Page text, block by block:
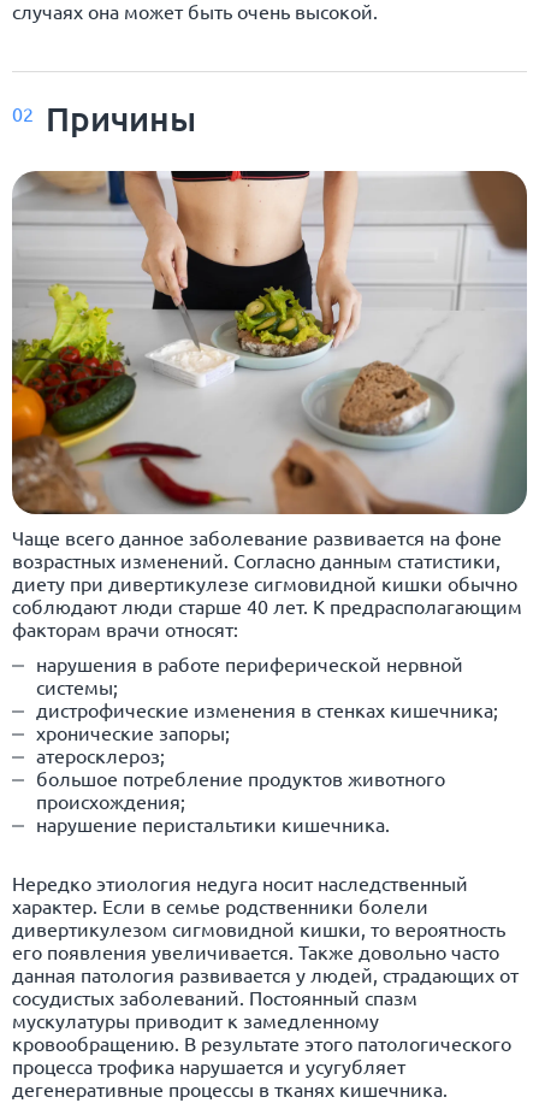
случаях она может быть очень высокой.
02 Причины
Чаще всего данное заболевание развивается на фоне
возрастных изменений. Согласно данным статистики,
диету при дивертикулезе сигмовидной кишки обычно
соблюдают люди старше 40 лет. К предрасполагающим
факторам врачи относят:
нарушения в работе периферической нервной
системы;
дистрофические изменения в стенках кишечника;
хронические запоры;
атеросклероз;
большое потребление продуктов животного
происхождения;
нарушение перистальтики кишечника.
Нередко этиология недуга носит наследственный
характер. Если в семье родственники болели
дивертикулезом сигмовидной кишки, то вероятность
его появления увеличивается. Также довольно часто
данная патология развивается у людей, страдающих от
сосудистых заболеваний. Постоянный спазм
мускулатуры приводит к замедленному
кровообращению. В результате этого патологического
процесса трофика нарушается и усугубляет
дегенеративные процессы в тканях кишечника.